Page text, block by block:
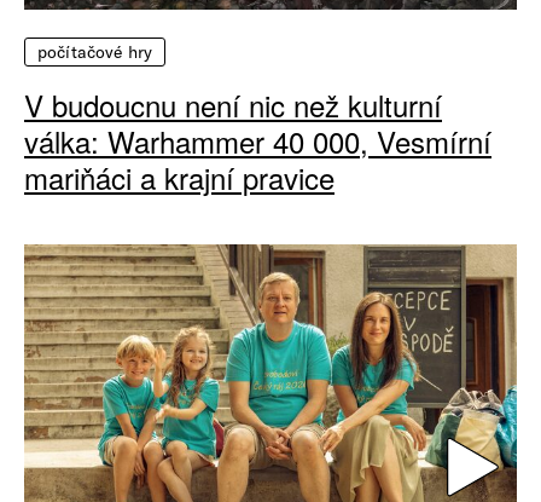
počítačové hry
V budoucnu není nic než kulturní
válka: Warhammer 40 000, Vesmírní
mariňáci a krajní pravice